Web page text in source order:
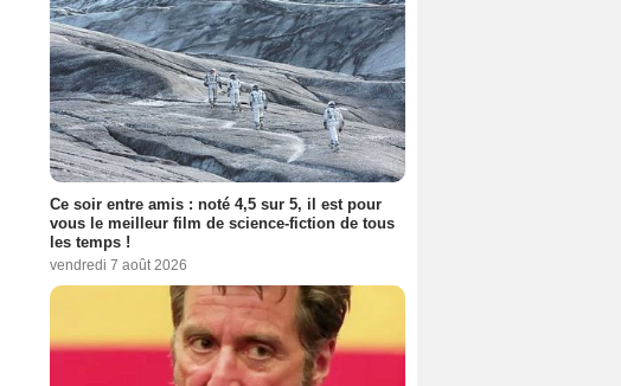
Ce soir entre amis : noté 4,5 sur 5, il est pour
vous le meilleur film de science-fiction de tous
les temps !
vendredi 7 août 2026